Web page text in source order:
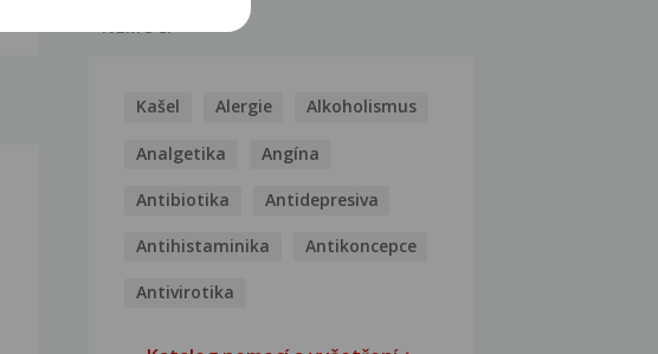
NEMOCI
Kašel Alergie Alkoholismus
Analgetika Angína
Antibiotika Antidepresiva
Antihistaminika Antikoncepce
Antivirotika